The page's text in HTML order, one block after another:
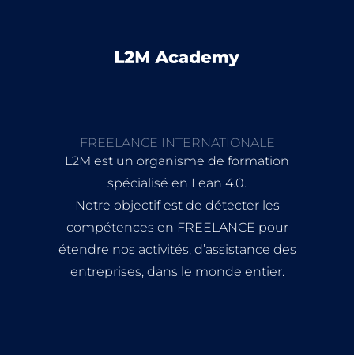
FREELANCE INTERNATIONALE
L2M est un organisme de formation
spécialisé en Lean 4.0.
Notre objectif est de détecter les
compétences en FREELANCE pour
étendre nos activités, d’assistance des
entreprises, dans le monde entier.